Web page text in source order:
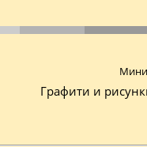
Графити и